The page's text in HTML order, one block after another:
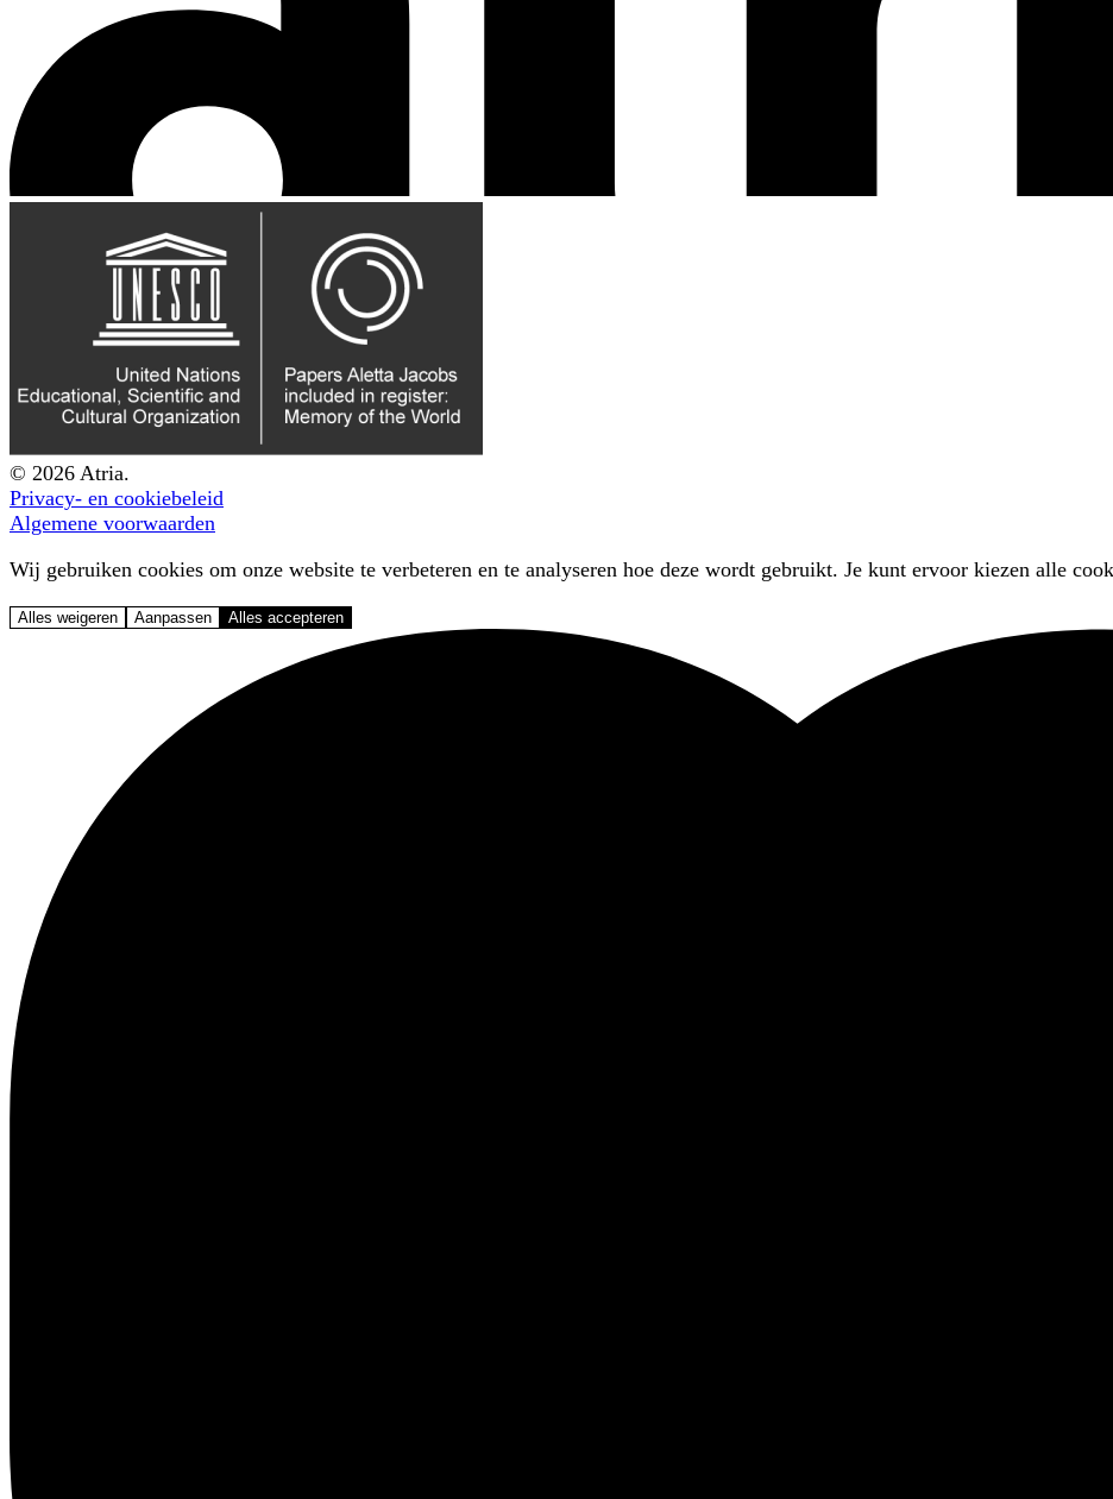
© 2026 Atria.
Privacy- en cookiebeleid
Algemene voorwaarden
Wij gebruiken cookies om onze website te verbeteren en te analyseren hoe deze wordt gebruikt. Je kunt ervoor kiezen alle
Alles weigeren Aanpassen Alles accepteren